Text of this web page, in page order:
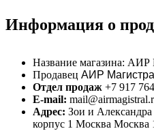
Информация о
Название магазина: АИР
Продавец АИР
Отдел продаж +7 917
E-mail:
Адрес: Зои и
корпус 1 Москва Москва